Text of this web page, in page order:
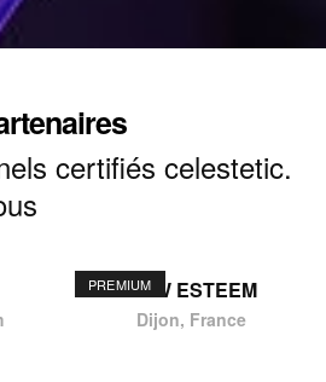
certifiés celestetic.
PREMIUMNEW ESTEEM
Dijon, France